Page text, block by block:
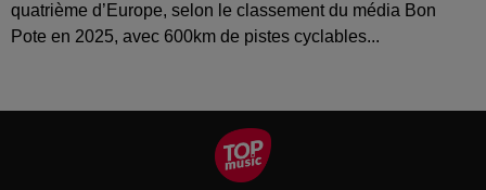
quatrième d’Europe, selon le classement du média Bon
Pote en 2025, avec 600km de pistes cyclables...